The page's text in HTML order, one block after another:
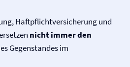
Haftpflicht­versicherung und
nicht immer den
Gegenstandes im